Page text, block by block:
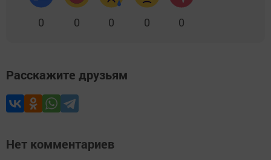
0 0 0 0 0
Расскажите друзьям
Нет комментариев